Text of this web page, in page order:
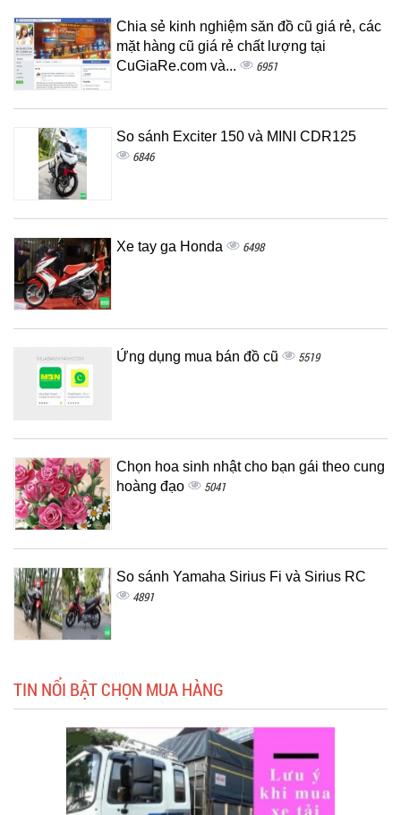
Chia sẻ kinh nghiệm săn đồ cũ giá rẻ, các
mặt hàng cũ giá rẻ chất lượng tại
CuGiaRe.com và...
6951
So sánh Exciter 150 và MINI CDR125
6846
Xe tay ga Honda 6498
Ứng dụng mua bán đồ cũ 5519
Chọn hoa sinh nhật cho bạn gái theo cung
hoàng đạo
5041
So sánh Yamaha Sirius Fi và Sirius RC
4891
TIN NỔI BẬT CHỌN MUA HÀNG